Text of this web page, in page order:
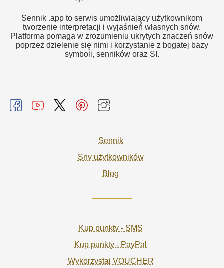
Sennik .app to serwis umożliwiający użytkownikom
tworzenie interpretacji i wyjaśnień własnych snów.
Platforma pomaga w zrozumieniu ukrytych znaczeń snów
poprzez dzielenie się nimi i korzystanie z bogatej bazy
symboli, senników oraz SI.
Sennik
Sny użytkowników
Blog
Kup punkty - SMS
Kup punkty - PayPal
Wykorzystaj VOUCHER